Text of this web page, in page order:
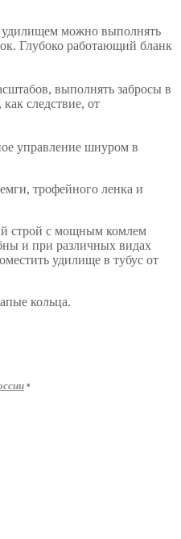
удилищем можно выполнять
Глубоко работающий бланк
выполнять забросы в
следствие, от
управление шнуром в
трофейного ленка и
строй с мощным комлем
и при различных видах
удилище в тубус от
кольца.
•